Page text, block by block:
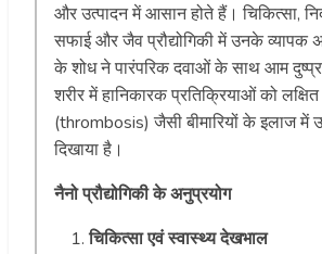
और उत्पादन में आसान होते हैं। चिकित्सा,
सफाई और जैव प्रौद्योगिकी में उनके व्यापक
के शोध ने पारंपरिक दवाओं के साथ आम
शरीर में हानिकारक प्रतिक्रियाओं को
(thrombosis) जैसी बीमारियों के इलाज में
दिखाया है।
नैनो प्रौद्योगिकी के अनुप्रयोग
चिकित्सा एवं स्वास्थ्य देखभाल